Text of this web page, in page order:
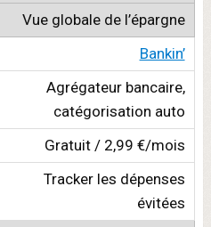
Vue globale de l’épargne
Bankin’
Agrégateur bancaire,
catégorisation auto
Gratuit / 2,99 €/mois
Tracker les dépenses
évitées